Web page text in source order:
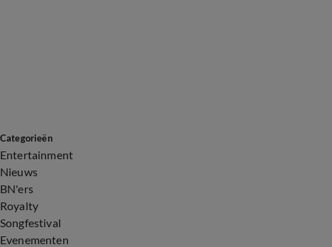
Categorieën
Entertainment
Nieuws
BN'ers
Royalty
Songfestival
Evenementen